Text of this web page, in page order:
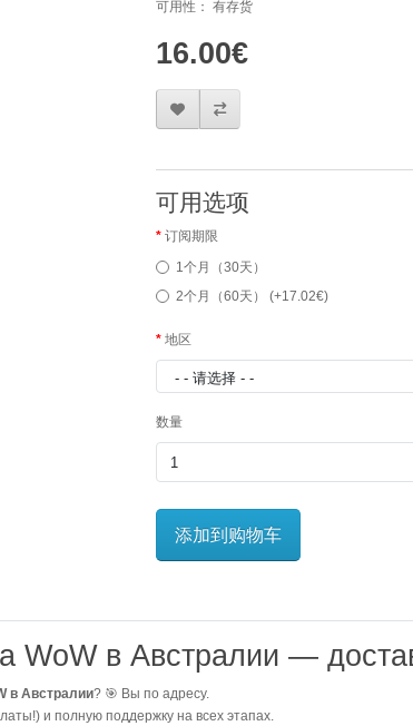
可用性： 有存货
16.00€
可用选项
订阅期限
1个月（30天）
2个月（60天） (+17.02€)
地区
数量
添加到购物车
WoW в Австралии —
в Австралии? 🎯 Вы по адресу.
и полную поддержку на всех этапах.